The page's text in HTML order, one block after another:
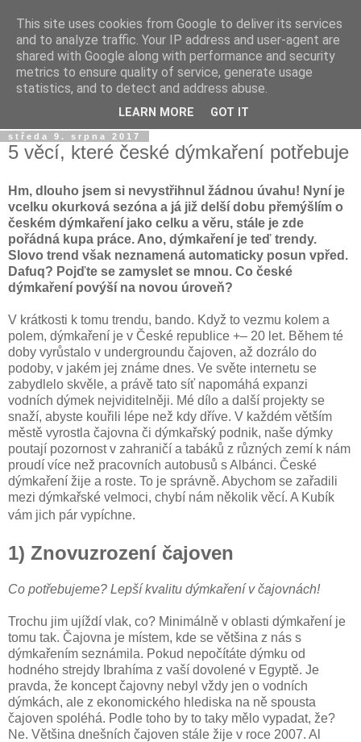
Dýmkařův koutek
Místo pro všechny, kteří se chtějí dozvědět něco o světě
vodních dýmek a trochu se pobavit!
středa 9. srpna 2017
5 věcí, které české dýmkaření potřebuje
Hm, dlouho jsem si nevystřihnul žádnou úvahu! Nyní je
vcelku okurková sezóna a já již delší dobu přemýšlím o
českém dýmkaření jako celku a věru, stále je zde
pořádná kupa práce. Ano, dýmkaření je teď trendy.
Slovo trend však neznamená automaticky posun vpřed.
Dafuq? Pojďte se zamyslet se mnou. Co české
dýmkaření povýší na novou úroveň?
V krátkosti k tomu trendu, bando. Když to vezmu kolem a
polem, dýmkaření je v České republice +– 20 let. Během té
doby vyrůstalo v undergroundu čajoven, až dozrálo do
podoby, v jakém jej známe dnes. Ve světe internetu se
zabydlelo skvěle, a právě tato síť napomáhá expanzi
vodních dýmek nejviditelněji. Mé dílo a další projekty se
snaží, abyste kouřili lépe než kdy dříve. V každém větším
městě vyrostla čajovna či dýmkařský podnik, naše dýmky
poutají pozornost v zahraničí a tabáků z různých zemí k nám
proudí více než pracovních autobusů s Albánci. České
dýmkaření žije a roste. To je správně. Abychom se zařadili
mezi dýmkařské velmoci, chybí nám několik věcí. A Kubík
vám jich pár vypíchne.
1) Znovuzrození čajoven
Co potřebujeme? Lepší kvalitu dýmkaření v čajovnách!
Trochu jim ujíždí vlak, co? Minimálně v oblasti dýmkaření je
tomu tak. Čajovna je místem, kde se většina z nás s
dýmkařením seznámila. Pokud nepočítáte dýmku od
hodného strejdy Ibrahíma z vaší dovolené v Egyptě. Je
pravda, že koncept čajovny nebyl vždy jen o vodních
dýmkách, ale z ekonomického hlediska na ně spousta
čajoven spoléhá. Podle toho by to taky mělo vypadat, že?
Ne. Většina dnešních čajoven stále žije v roce 2007. Al
This site uses cookies from Google to deliver its services
and to analyze traffic. Your IP address and user-agent are
shared with Google along with performance and security
metrics to ensure quality of service, generate usage
statistics, and to detect and address abuse.
LEARN MORE GOT IT